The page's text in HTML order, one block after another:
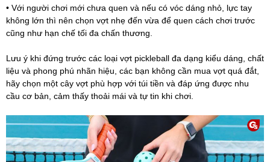
• Với người chơi mới chưa quen và nếu có vóc dáng nhỏ, lực tay
không lớn thì nên chọn vợt nhẹ đến vừa để quen cách chơi trước
cũng như hạn chế tối đa chấn thương.
Lưu ý khi đứng trước các loại vợt pickleball đa dạng kiểu dáng, chất
liệu và phong phú nhãn hiệu, các bạn không cần mua vợt quá đắt,
hãy chọn một cây vợt phù hợp với túi tiền và đáp ứng được nhu
cầu cơ bản, cảm thấy thoải mái và tự tin khi chơi.